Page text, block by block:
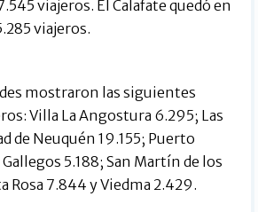
viajeros. El Calafate quedó en
viajeros.
mostraron las siguientes
Villa La Angostura 6.295; Las
de Neuquén 19.155; Puerto
5.188; San Martín de los
Rosa 7.844 y Viedma 2.429.